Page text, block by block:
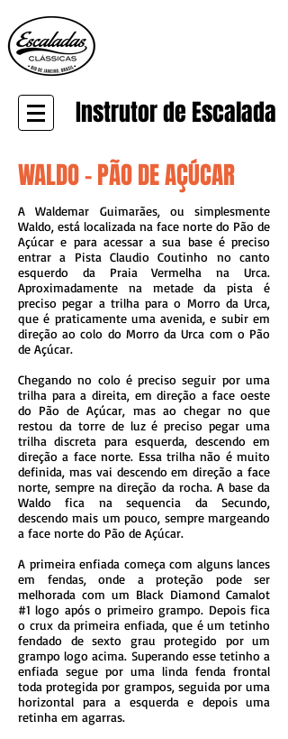
Instrutor de Escalada
WALDO - PÃO DE AÇÚCAR
A Waldemar Guimarães, ou simplesmente
Waldo, está localizada na face norte do Pão de
Açúcar e para acessar a sua base é preciso
entrar a Pista Claudio Coutinho no canto
esquerdo da Praia Vermelha na Urca.
Aproximadamente na metade da pista é
preciso pegar a trilha para o Morro da Urca,
que é praticamente uma avenida, e subir em
direção ao colo do Morro da Urca com o Pão
de Açúcar.
Chegando no colo é preciso seguir por uma
trilha para a direita, em direção a face oeste
do Pão de Açúcar, mas ao chegar no que
restou da torre de luz é preciso pegar uma
trilha discreta para esquerda, descendo em
direção a face norte. Essa trilha não é muito
definida, mas vai descendo em direção a face
norte, sempre na direção da rocha. A base da
Waldo fica na sequencia da Secundo,
descendo mais um pouco, sempre margeando
a face norte do Pão de Açúcar.
A primeira enfiada começa com alguns lances
em fendas, onde a proteção pode ser
melhorada com um Black Diamond Camalot
#1 logo após o primeiro grampo. Depois fica
o crux da primeira enfiada, que é um tetinho
fendado de sexto grau protegido por um
grampo logo acima. Superando esse tetinho a
enfiada segue por uma linda fenda frontal
toda protegida por grampos, seguida por uma
horizontal para a esquerda e depois uma
retinha em agarras.